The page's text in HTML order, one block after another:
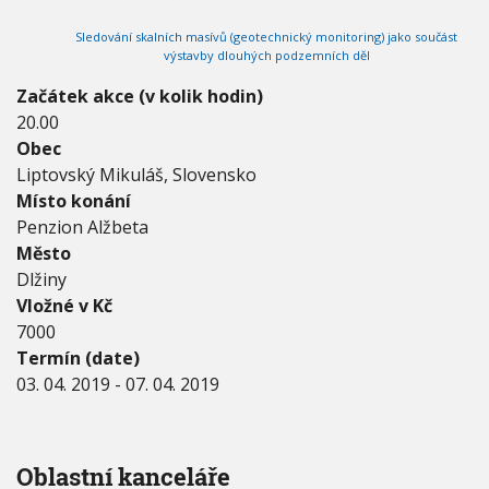
-
0
7
.
0
4
.
2
0
1
9
Sledování skalních masívů (geotechnický monitoring) jako součást
výstavby dlouhých podzemních děl
Začátek akce (v kolik hodin)
20.00
Obec
Liptovský Mikuláš, Slovensko
Místo konání
Penzion Alžbeta
Město
Dlžiny
Vložné v Kč
7000
Termín (date)
03. 04. 2019 - 07. 04. 2019
Oblastní kanceláře